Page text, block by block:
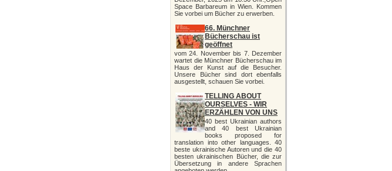
Space Barbareum in Wien. Kommen
Sie vorbei um Bücher zu erwerben.
66. Münchner
Bücherschau ist
geöffnet
vom 24. November bis 7. Dezember
wartet die Münchner Bücherschau im
Haus der Kunst auf die Besucher.
Unsere Bücher sind dort ebenfalls
ausgestellt, schauen Sie vorbei.
TELLING ABOUT
OURSELVES - WIR
ERZÄHLEN VON UNS
40 best Ukrainian authors
and 40 best Ukrainian
books proposed for
translation into other languages. 40
beste ukrainische Autoren und die 40
besten ukrainischen Bücher, die zur
Übersetzung in andere Sprachen